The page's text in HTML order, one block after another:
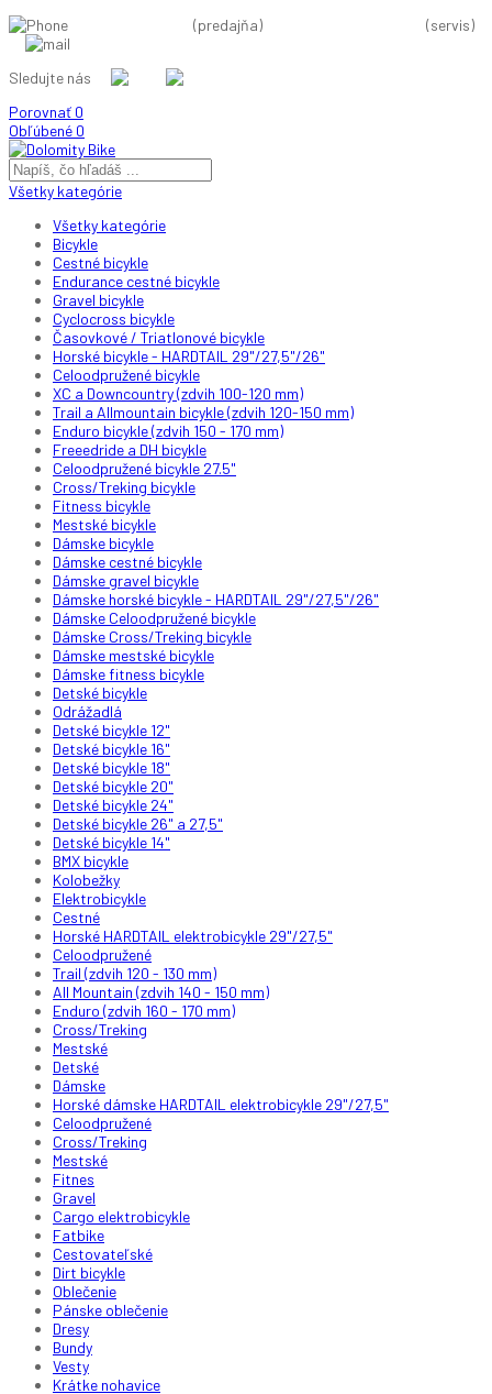
(predajňa)
(servis)
Sledujte nás
Porovnať 0
Obľúbené 0
Všetky kategórie
Všetky kategórie
Bicykle
Cestné bicykle
Endurance cestné bicykle
Gravel bicykle
Cyclocross bicykle
Časovkové / Triatlonové bicykle
Horské bicykle - HARDTAIL 29"/27,5"/26"
Celoodpružené bicykle
XC a Downcountry (zdvih 100-120 mm)
Trail a Allmountain bicykle (zdvih 120-150 mm)
Enduro bicykle (zdvih 150 - 170 mm)
Freeedride a DH bicykle
Celoodpružené bicykle 27.5"
Cross/Treking bicykle
Fitness bicykle
Mestské bicykle
Dámske bicykle
Dámske cestné bicykle
Dámske gravel bicykle
Dámske horské bicykle - HARDTAIL 29"/27,5"/26"
Dámske Celoodpružené bicykle
Dámske Cross/Treking bicykle
Dámske mestské bicykle
Dámske fitness bicykle
Detské bicykle
Odrážadlá
Detské bicykle 12"
Detské bicykle 16"
Detské bicykle 18"
Detské bicykle 20"
Detské bicykle 24"
Detské bicykle 26" a 27,5"
Detské bicykle 14"
BMX bicykle
Kolobežky
Elektrobicykle
Cestné
Horské HARDTAIL elektrobicykle 29"/27,5"
Celoodpružené
Trail (zdvih 120 - 130 mm)
All Mountain (zdvih 140 - 150 mm)
Enduro (zdvih 160 - 170 mm)
Cross/Treking
Mestské
Detské
Dámske
Horské dámske HARDTAIL elektrobicykle 29"/27,5"
Celoodpružené
Cross/Treking
Mestské
Fitnes
Gravel
Cargo elektrobicykle
Fatbike
Cestovateľské
Dirt bicykle
Oblečenie
Pánske oblečenie
Dresy
Bundy
Vesty
Krátke nohavice